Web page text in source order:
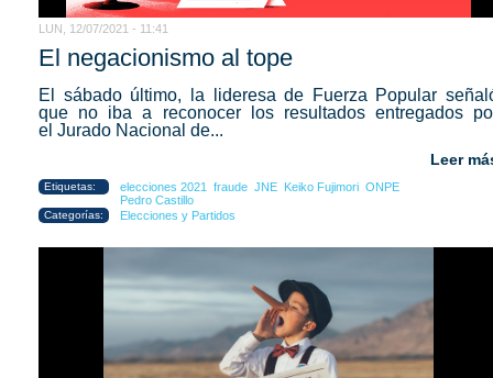
LUN, 12/07/2021 - 11:41
El negacionismo al tope
El sábado último, la lideresa de Fuerza Popular
que no iba a reconocer los resultados entregados
el Jurado Nacional de...
Leer
Etiquetas: elecciones 2021 fraude JNE Keiko Fujimori ONPE
Pedro Castillo
Categorías: Elecciones y Partidos